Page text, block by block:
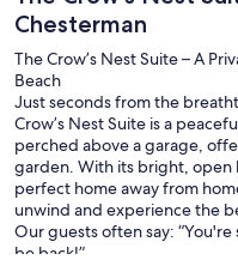
Chesterman
The Crow’s Nest Suite – A
Beach
Just seconds from the
Crow’s Nest Suite is a
perched above a garage,
garden. With its bright, open
perfect home away from
unwind and experience the
Our guests often say:
be back!”